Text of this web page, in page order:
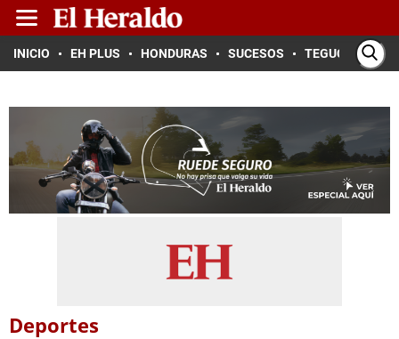
INICIO EH PLUS HONDURAS SUCESOS TEGUCIGALPA
Deportes